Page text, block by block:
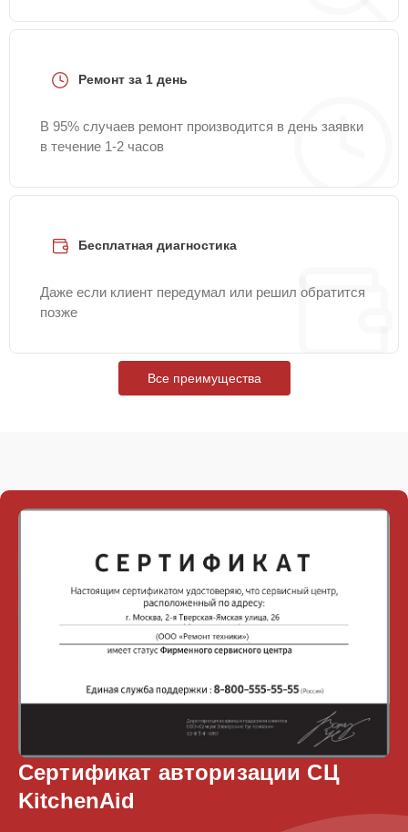
Ремонт за 1 день
В 95% случаев ремонт производится в день заявки
в течение 1-2 часов
Бесплатная диагностика
Даже если клиент передумал или решил обратится
позже
Все преимущества
Сертификат авторизации СЦ
KitchenAid